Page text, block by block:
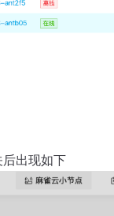
出现如下